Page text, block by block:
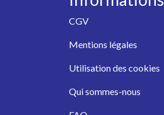
CGV
Mentions légales
Utilisation des cookies
Qui sommes-nous